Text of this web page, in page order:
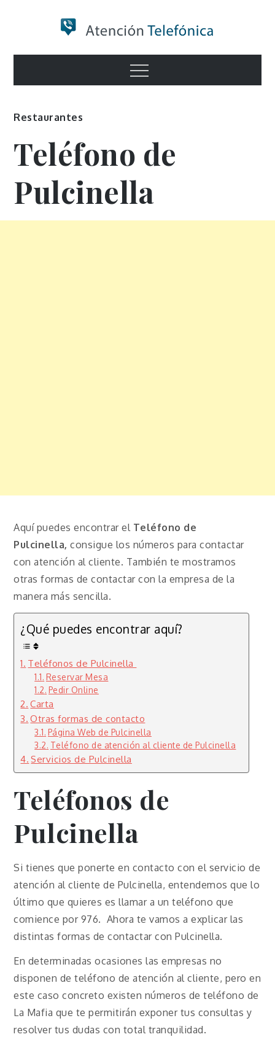
Numero de
Información
Menu
Restaurantes
Teléfono de
Pulcinella
Aquí puedes encontrar el Teléfono de
Pulcinella,consigue los números para contactar
con atención al cliente. También te mostramos
otras formas de contactar con la empresa de la
manera más sencilla.
¿Qué puedes encontrar aquí?
Teléfonos de Pulcinella
Reservar Mesa
Pedir Online
Carta
Otras formas de contacto
Página Web de Pulcinella
Teléfono de atención al cliente de Pulcinella
Servicios de Pulcinella
Teléfonos de
Pulcinella
Si tienes que ponerte en contacto con el servicio de
atención al cliente de Pulcinella, entendemos que lo
último que quieres es llamar a un teléfono que
comience por 976. Ahora te vamos a explicar las
distintas formas de contactar con Pulcinella.
En determinadas ocasiones las empresas no
disponen de teléfono de atención al cliente, pero en
este caso concreto existen números de teléfono de
La Mafia que te permitirán exponer tus consultas y
resolver tus dudas con total tranquilidad.